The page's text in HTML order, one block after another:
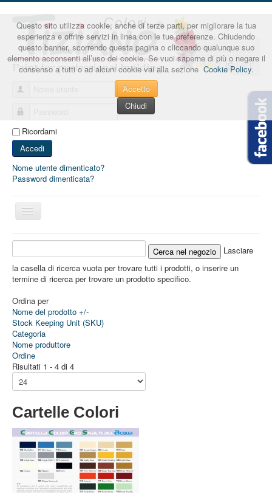
Questo sito utilizza cookie, anche di terze parti, per migliorare la tua
esperienza e offrire servizi in linea con le tue preferenze. Chiudendo
questo banner, scorrendo questa pagina o cliccando qualunque suo
elemento acconsenti all’uso dei cookie. Se vuoi saperne di più o negare il
consenso a tutti o ad alcuni cookie vai alla sezioneCookie Policy.
Accetto
Chiudi
Ricordami
Accedi
Nome utente dimenticato?
Password dimenticata?
Cambia
navigazione
Lasciare
la casella di ricerca vuota per trovare tutti i prodotti, o inserire un
termine di ricerca per trovare un prodotto specifico.
Ordina per
Nome del prodotto +/-
Stock Keeping Unit (SKU)
Categoria
Nome produttore
Ordine
Risultati 1 - 4 di 4
Cartelle Colori